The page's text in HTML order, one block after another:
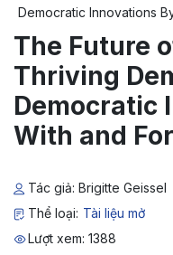
Democratic Innovations
The Future
Thriving
Democratic
With and
Tác giả: Brigitte Geissel
Thể loại: Tài liệu mở
Lượt xem: 1388